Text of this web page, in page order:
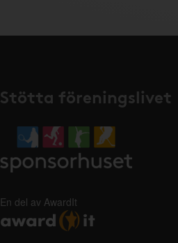
Stötta föreningslivet
En del av AwardIt